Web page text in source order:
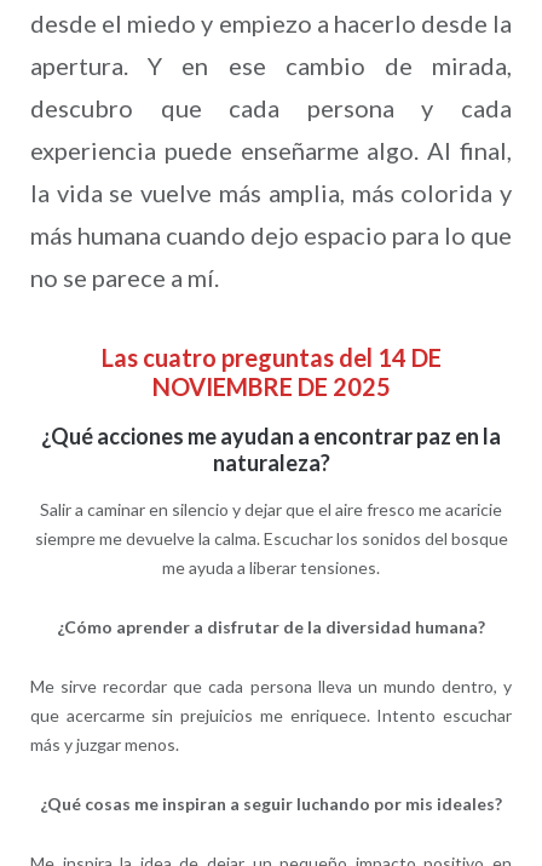
desde el miedo y empiezo a hacerlo desde la
apertura. Y en ese cambio de mirada,
descubro que cada persona y cada
experiencia puede enseñarme algo. Al final,
la vida se vuelve más amplia, más colorida y
más humana cuando dejo espacio para lo que
no se parece a mí.
Las cuatro preguntas del 14 DE
NOVIEMBRE DE 2025
¿Qué acciones me ayudan a encontrar paz en la
naturaleza?
Salir a caminar en silencio y dejar que el aire fresco me acaricie
siempre me devuelve la calma. Escuchar los sonidos del bosque
me ayuda a liberar tensiones.
¿Cómo aprender a disfrutar de la diversidad humana?
Me sirve recordar que cada persona lleva un mundo dentro, y
que acercarme sin prejuicios me enriquece. Intento escuchar
más y juzgar menos.
¿Qué cosas me inspiran a seguir luchando por mis ideales?